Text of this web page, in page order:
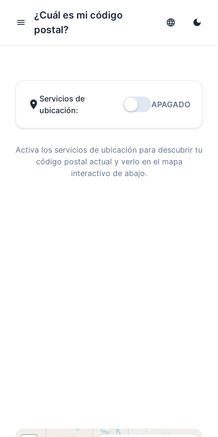
menu
¿Cuál es mi código
postal?
language dark_mode
location_on Servicios de
ubicación:
APAGADO
Activa los servicios de ubicación para descubrir tu
código postal actual y verlo en el mapa
interactivo de abajo.